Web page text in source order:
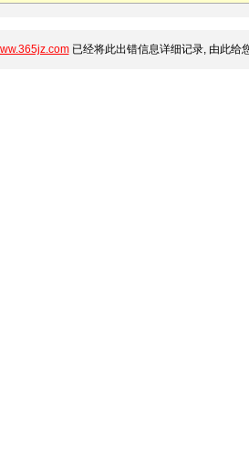
已经将此出错信息详细记录, 由此给